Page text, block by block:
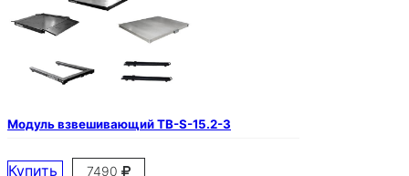
Модуль взвешивающий ТВ-S-15.2-3
Купить 7490